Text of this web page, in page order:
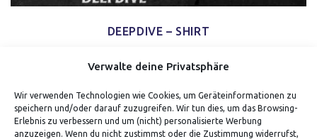
Verwalte deine Privatsphäre
Wir verwenden Technologien wie Cookies, um Geräteinformationen zu
speichern und/oder darauf zuzugreifen. Wir tun dies, um das Browsing-
Erlebnis zu verbessern und um (nicht) personalisierte Werbung
anzuzeigen. Wenn du nicht zustimmst oder die Zustimmung widerrufst,
DEEPDIVE – SHIRT